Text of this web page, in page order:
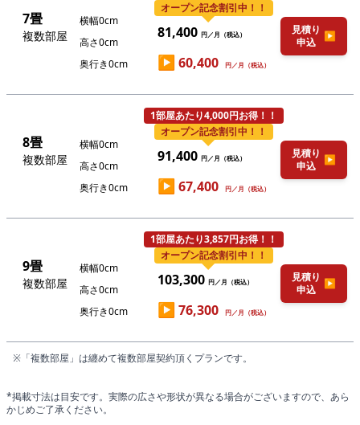
7畳
複数部屋
横幅0cm
高さ0cm
奥行き0cm
オープン記念割引中！！
81,400 円／月（税込）
▶ 60,400 円／月（税込）
見積り
申込
▶
8畳
複数部屋
横幅0cm
高さ0cm
奥行き0cm
オープン記念割引中！！
1部屋あたり4,000円お得！！
91,400 円／月（税込）
▶ 67,400 円／月（税込）
見積り
申込
▶
9畳
複数部屋
横幅0cm
高さ0cm
奥行き0cm
オープン記念割引中！！
1部屋あたり3,857円お得！！
103,300 円／月（税込）
▶ 76,300 円／月（税込）
見積り
申込
▶
※「複数部屋」は纏めて複数部屋契約頂くプランです。
*掲載寸法は目安です。実際の広さや形状が異なる場合がございますので、あら
かじめご了承ください。